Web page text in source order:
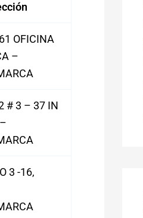
OFICINA
–
# 3 – 37 IN
3 -16,